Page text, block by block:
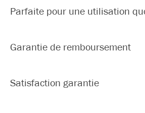
Parfaite pour une utilisation
Garantie de remboursement
Satisfaction garantie